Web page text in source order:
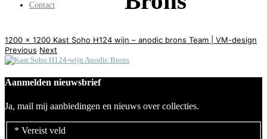
Contact
1200 x 1200 Kast Soho H124 wijn – anodic brons Team | VM-design
Previous Next
Aanmelden nieuwsbrief
Ja, mail mij aanbiedingen en nieuws over collecties.
* Vereist veld